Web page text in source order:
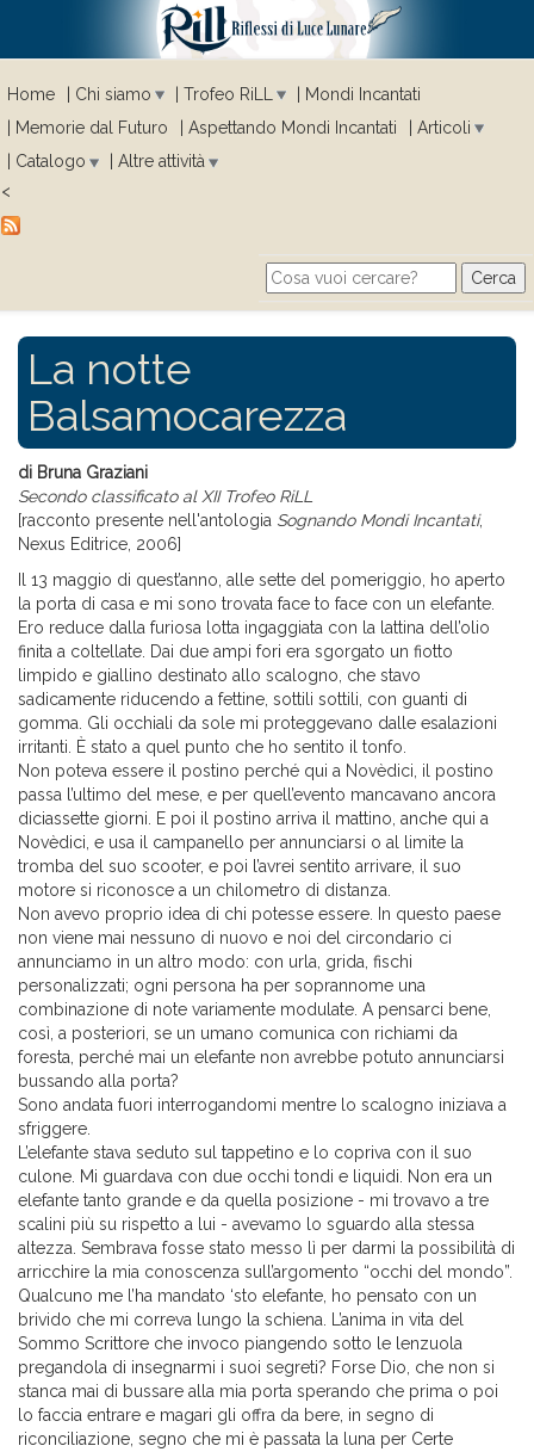
Home Chi siamo Trofeo RiLL
Mondi Incantati
Memorie dal Futuro
Aspettando Mondi Incantati
Articoli
Catalogo
Altre attività
<
Search form
Cerca
La notte
Balsamocarezza
di Bruna Graziani
Secondo classificato al XII Trofeo RiLL
[racconto presente nell'antologia Sognando Mondi Incantati,
Nexus Editrice, 2006]
Il 13 maggio di quest’anno, alle sette del pomeriggio, ho aperto
la porta di casa e mi sono trovata face to face con un elefante.
Ero reduce dalla furiosa lotta ingaggiata con la lattina dell’olio
finita a coltellate. Dai due ampi fori era sgorgato un fiotto
limpido e giallino destinato allo scalogno, che stavo
sadicamente riducendo a fettine, sottili sottili, con guanti di
gomma. Gli occhiali da sole mi proteggevano dalle esalazioni
irritanti. È stato a quel punto che ho sentito il tonfo.
Non poteva essere il postino perché qui a Novèdici, il postino
passa l’ultimo del mese, e per quell’evento mancavano ancora
diciassette giorni. E poi il postino arriva il mattino, anche qui a
Novèdici, e usa il campanello per annunciarsi o al limite la
tromba del suo scooter, e poi l’avrei sentito arrivare, il suo
motore si riconosce a un chilometro di distanza.
Non avevo proprio idea di chi potesse essere. In questo paese
non viene mai nessuno di nuovo e noi del circondario ci
annunciamo in un altro modo: con urla, grida, fischi
personalizzati; ogni persona ha per soprannome una
combinazione di note variamente modulate. A pensarci bene,
così, a posteriori, se un umano comunica con richiami da
foresta, perché mai un elefante non avrebbe potuto annunciarsi
bussando alla porta?
Sono andata fuori interrogandomi mentre lo scalogno iniziava a
sfriggere.
L’elefante stava seduto sul tappetino e lo copriva con il suo
culone. Mi guardava con due occhi tondi e liquidi. Non era un
elefante tanto grande e da quella posizione - mi trovavo a tre
scalini più su rispetto a lui - avevamo lo sguardo alla stessa
altezza. Sembrava fosse stato messo lì per darmi la possibilità di
arricchire la mia conoscenza sull’argomento “occhi del mondo”.
Qualcuno me l’ha mandato ‘sto elefante, ho pensato con un
brivido che mi correva lungo la schiena. L’anima in vita del
Sommo Scrittore che invoco piangendo sotto le lenzuola
pregandola di insegnarmi i suoi segreti? Forse Dio, che non si
stanca mai di bussare alla mia porta sperando che prima o poi
lo faccia entrare e magari gli offra da bere, in segno di
riconciliazione, segno che mi è passata la luna per Certe